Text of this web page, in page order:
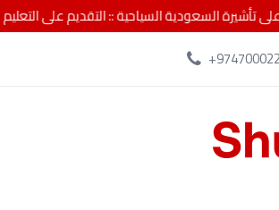
السعودية السياحية::التقديم على التعليم في